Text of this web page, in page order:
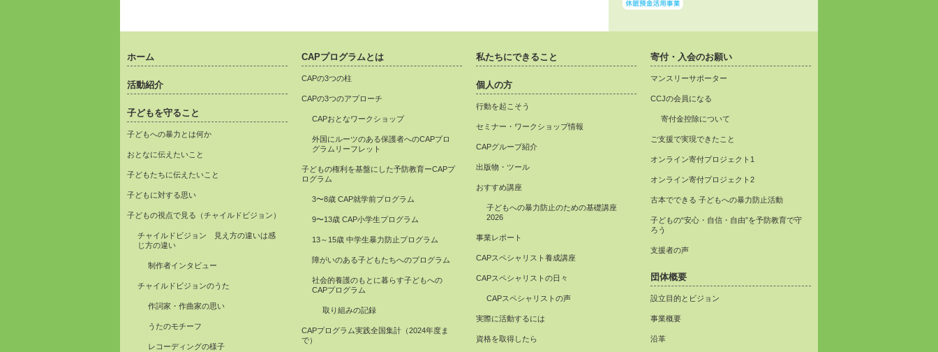
ホーム
活動紹介
子どもを守ること
子どもへの暴力とは何か
おとなに伝えたいこと
子どもたちに伝えたいこと
子どもに対する思い
子どもの視点で見る（チャイルドビジョン）
チャイルドビジョン 見え方の違いは感
じ方の違い
制作者インタビュー
チャイルドビジョンのうた
作詞家・作曲家の思い
うたのモチーフ
レコーディングの様子
CAPプログラムとは
CAPの3つの柱
CAPの3つのアプローチ
CAPおとなワークショップ
外国にルーツのある保護者へのCAPプロ
グラムリーフレット
子どもの権利を基盤にした予防教育ーCAPプ
ログラム
3〜8歳 CAP就学前プログラム
9〜13歳 CAP小学生プログラム
13～15歳 中学生暴力防止プログラム
障がいのある子どもたちへのプログラム
社会的養護のもとに暮らす子どもへの
CAPプログラム
取り組みの記録
CAPプログラム実践全国集計（2024年度ま
で）
私たちにできること
個人の方
行動を起こそう
セミナー・ワークショップ情報
CAPグループ紹介
出版物・ツール
おすすめ講座
子どもへの暴力防止のための基礎講座
2026
事業レポート
CAPスペシャリスト養成講座
CAPスペシャリストの日々
CAPスペシャリストの声
実際に活動するには
資格を取得したら
寄付・入会のお願い
マンスリーサポーター
CCJの会員になる
寄付金控除について
ご支援で実現できたこと
オンライン寄付プロジェクト1
オンライン寄付プロジェクト2
古本でできる 子どもへの暴力防止活動
子どもの“安心・自信・自由”を予防教育で守
ろう
支援者の声
団体概要
設立目的とビジョン
事業概要
沿革